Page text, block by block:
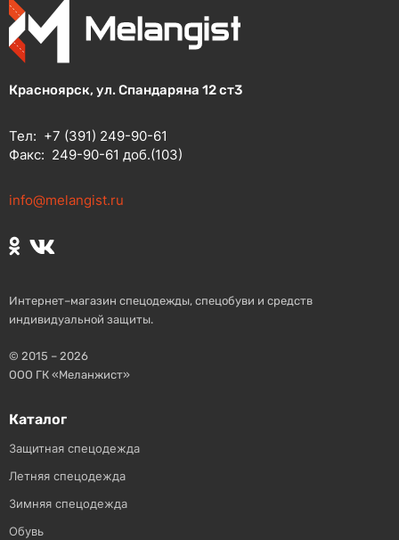
Красноярск, ул. Спандаряна 12 ст3
Тел: +7 (391) 249-90-61
Факс: 249-90-61 доб.(103)
info@melangist.ru
Интернет–магазин спецодежды, спецобуви и средств
индивидуальной защиты.
© 2015 – 2026
ООО ГК «Меланжист»
Каталог
Защитная спецодежда
Летняя спецодежда
Зимняя спецодежда
Обувь